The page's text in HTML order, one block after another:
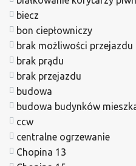
biecz
bon ciepłowniczy
brak możliwości przejazdu
brak prądu
brak przejazdu
budowa
budowa budynków
ccw
centralne ogrzewanie
Chopina 13